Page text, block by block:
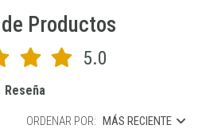
Productos
5.0
Reseña
ORDENAR POR: MÁS RECIENTE